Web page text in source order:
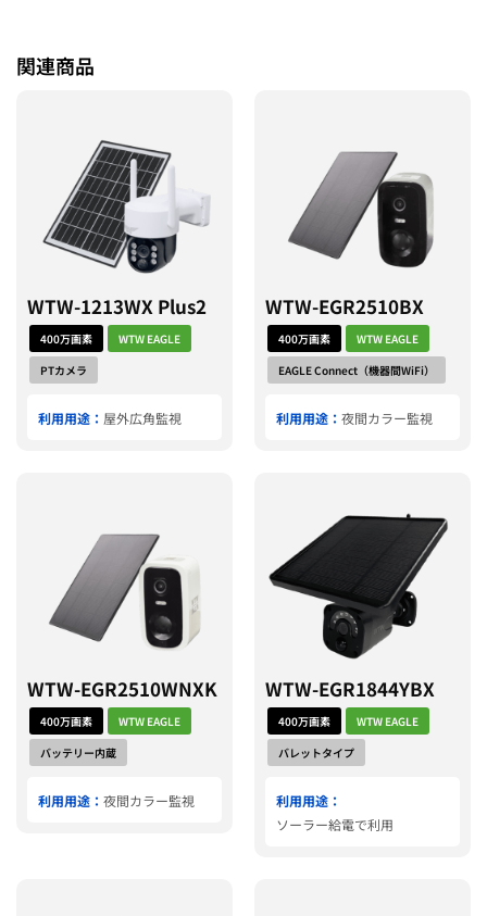
関連商品
WTW-1213WX Plus2
400万画素
WTW EAGLE
PTカメラ
利用用途： 屋外広角監視
WTW-EGR2510BX
400万画素
WTW EAGLE
EAGLE Connect（機器間WiFi）
利用用途： 夜間カラー監視
WTW-EGR2510WNXK
400万画素
WTW EAGLE
バッテリー内蔵
利用用途： 夜間カラー監視
WTW-EGR1844YBX
400万画素
WTW EAGLE
バレットタイプ
利用用途：
ソーラー給電で利用